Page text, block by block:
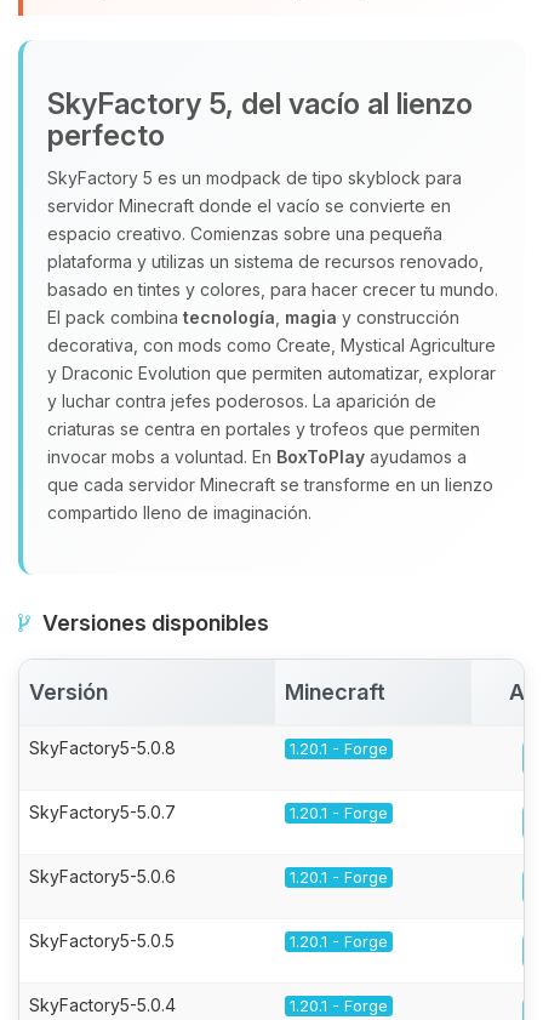
SkyFactory 5, del vacío al lienzo
perfecto
SkyFactory 5 es un modpack de tipo skyblock para
servidor Minecraft donde el vacío se convierte en
espacio creativo. Comienzas sobre una pequeña
plataforma y utilizas un sistema de recursos renovado,
basado en tintes y colores, para hacer crecer tu mundo.
El pack combina tecnología magia y construcción
decorativa, con mods como Create, Mystical Agriculture
y Draconic Evolution que permiten automatizar, explorar
y luchar contra jefes poderosos. La aparición de
criaturas se centra en portales y trofeos que permiten
invocar mobs a voluntad. En BoxToPlay ayudamos a
que cada servidor Minecraft se transforme en un lienzo
compartido lleno de imaginación.
Versiones disponibles
Versión Minecraft
SkyFactory5-5.0.8 1.20.1 - Forge
SkyFactory5-5.0.7 1.20.1 - Forge
SkyFactory5-5.0.6 1.20.1 - Forge
SkyFactory5-5.0.5 1.20.1 - Forge
SkyFactory5-5.0.4 1.20.1 - Forge
que necesitas y moveré mis
pequenos circuitos para ayudarte.